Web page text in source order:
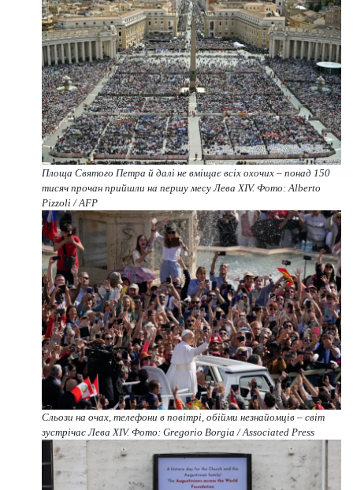
Площа Святого Петра й далі не вміщає всіх охочих – понад 150
тисяч прочан прийшли на першу месу Лева XIV. Фото: Alberto
Pizzoli / AFP
Сльози на очах, телефони в повітрі, обійми незнайомців – світ
зустрічає Лева XIV. Фото: Gregorio Borgia / Associated Press